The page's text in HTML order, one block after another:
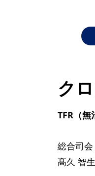
ク
TFR（
総合司会
髙久 智